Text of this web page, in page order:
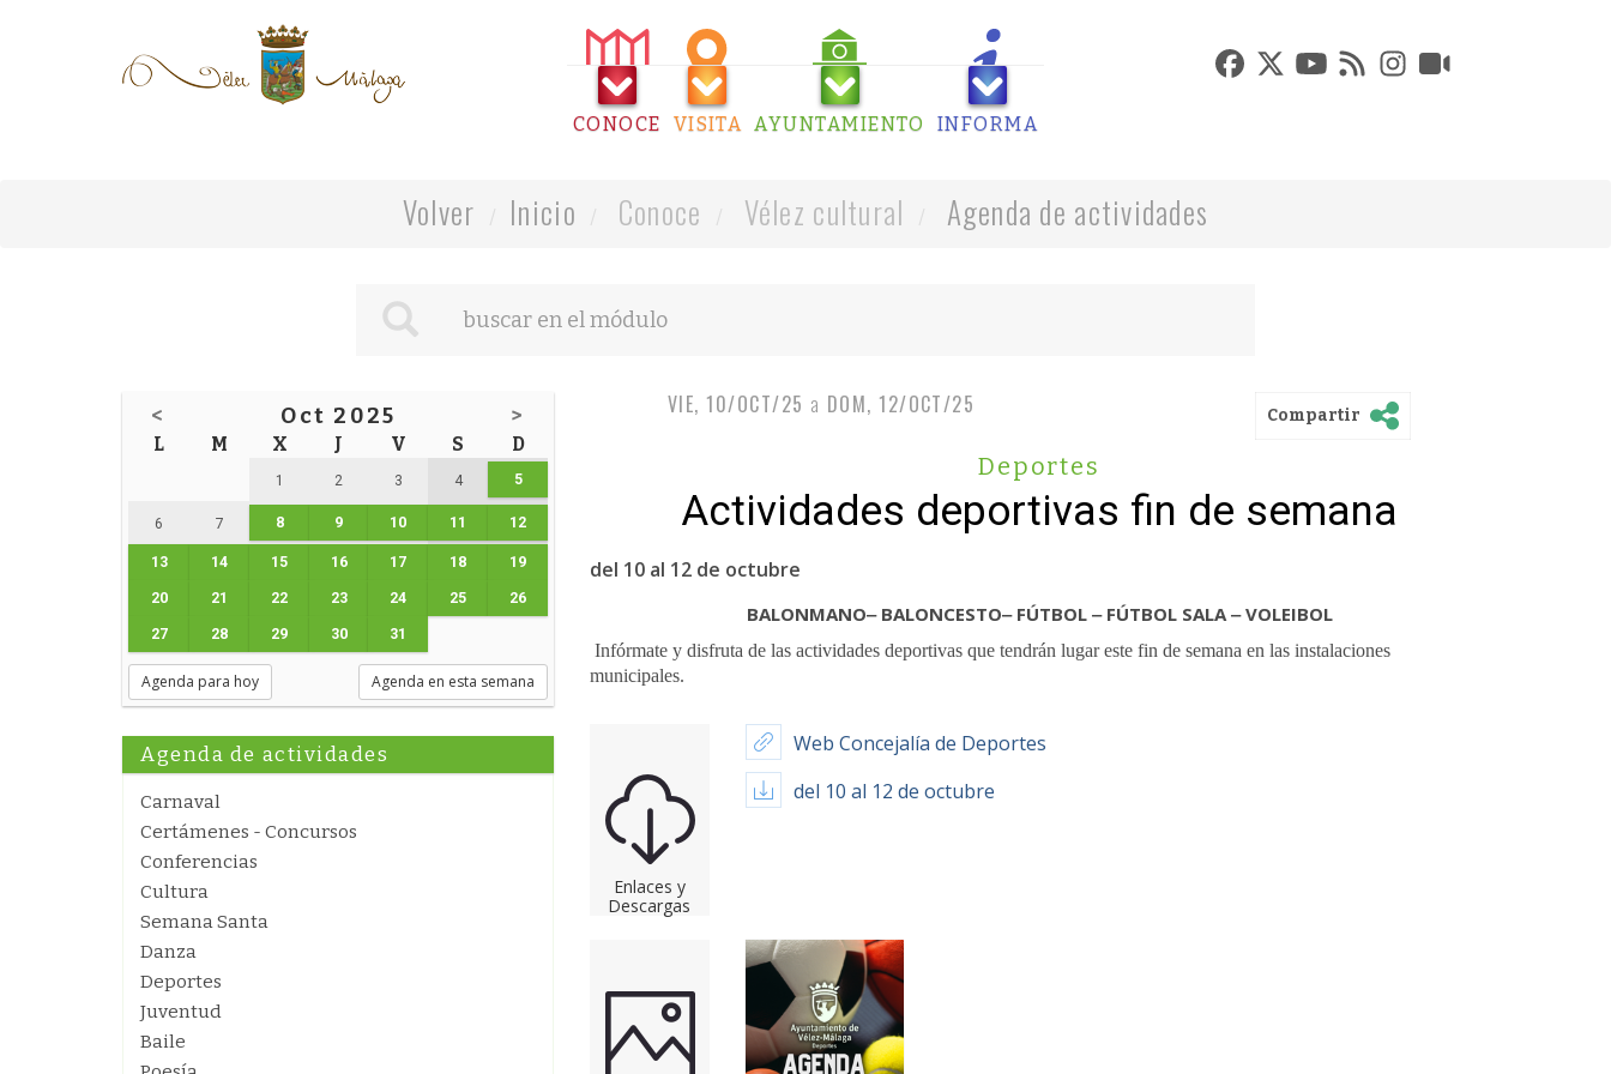
CONOCE VISITA AYUNTAMIENTO INFORMA
Volver Inicio Conoce Vélez cultural Agenda de actividades
< Oct 2025 >
L M X J V S D
1 2 3 4 5
6 7 8 9 10 11 12
13 14 15 16 17 18 19
20 21 22 23 24 25 26
27 28 29 30 31
Agenda para hoy Agenda en esta semana
Agenda de actividades
Carnaval
Certámenes - Concursos
Conferencias
Cultura
Semana Santa
Danza
Deportes
Juventud
Baile
VIE, 10/OCT/25 a DOM, 12/OCT/25 Compartir
Deportes
Actividades deportivas fin de semana
del 10 al 12 de octubre
BALONMANO‒ BALONCESTO‒ FÚTBOL ‒ FÚTBOL SALA ‒ VOLEIBOL
Infórmate y disfruta de las actividades deportivas que tendrán lugar este fin de semana en las instalaciones
municipales.
Enlaces y
Descargas
Web Concejalía de Deportes
del 10 al 12 de octubre